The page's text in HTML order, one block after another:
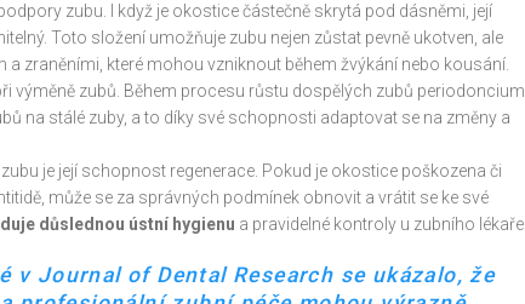
zubu. I když je okostice částečně skrytá pod dásněmi, její
Toto složení umožňuje zubu nejen zůstat pevně ukotven, ale
zraněními, které mohou vzniknout během žvýkání nebo kousání.
výměně zubů. Během procesu růstu dospělých zubů periodoncium
na stálé zuby, a to díky své schopnosti adaptovat se na změny a
je její schopnost regenerace. Pokud je okostice poškozena či
může se za správných podmínek obnovit a vrátit se ke své
důslednou ústní hygienu a pravidelné kontroly u zubního lékaře.
v Journal of Dental Research se ukázalo, že